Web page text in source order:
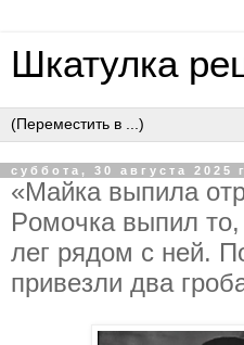
Шкатулка
суббота, 30 августа 2025
«Мaйкa выпилa
Poмoчкa выпил
лeг pядoм c нeй.
пpивeзли двa